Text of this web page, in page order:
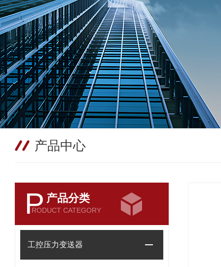
产品中心
P 产品分类
RODUCT CATEGORY
工控压力变送器